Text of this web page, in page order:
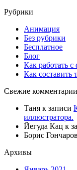
Рубрики
Анимация
Без рубрики
Бесплатное
Блог
Как работать
Как составить
Свежие комментарии
Таня к записи
иллюстратора.
Йегуда Кац к
Борис Гончаров
Архивы